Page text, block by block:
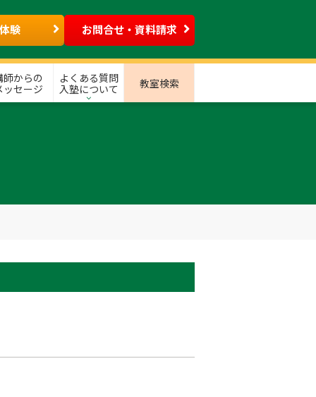
験 お問合せ・資料請求
師からの
ッセージ
よくある質問
入塾について
教室検索